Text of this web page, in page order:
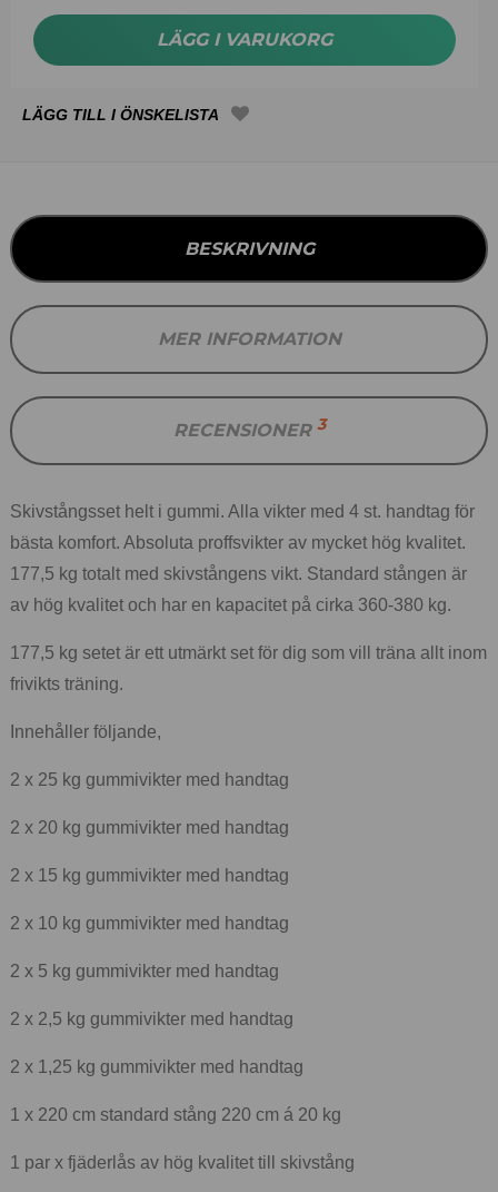
LÄGG I VARUKORG
BESKRIVNING
MER INFORMATION
RECENSIONER 3
Skivstångsset helt i gummi. Alla vikter med 4 st. handtag för
bästa komfort. Absoluta proffsvikter av mycket hög kvalitet.
177,5 kg totalt med skivstångens vikt. Standard stången är
av hög kvalitet och har en kapacitet på cirka 360-380 kg.
177,5 kg setet är ett utmärkt set för dig som vill träna allt inom
frivikts träning.
Innehåller följande,
2 x 25 kg gummivikter med handtag
2 x 20 kg gummivikter med handtag
2 x 15 kg gummivikter med handtag
2 x 10 kg gummivikter med handtag
2 x 5 kg gummivikter med handtag
2 x 2,5 kg gummivikter med handtag
2 x 1,25 kg gummivikter med handtag
1 x 220 cm standard stång 220 cm á 20 kg
1 par x fjäderlås av hög kvalitet till skivstång